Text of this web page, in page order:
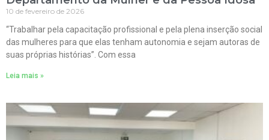
10 de fevereiro de 2026
“Trabalhar pela capacitação profissional e pela plena inserção social
das mulheres para que elas tenham autonomia e sejam autoras de
suas próprias histórias”. Com essa
Leia mais »